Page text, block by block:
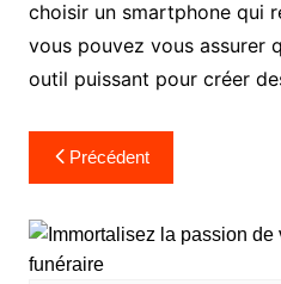
choisir un smartphone qui
vous pouvez vous assurer
outil puissant pour créer
Navigation
de
l’article
Précédent